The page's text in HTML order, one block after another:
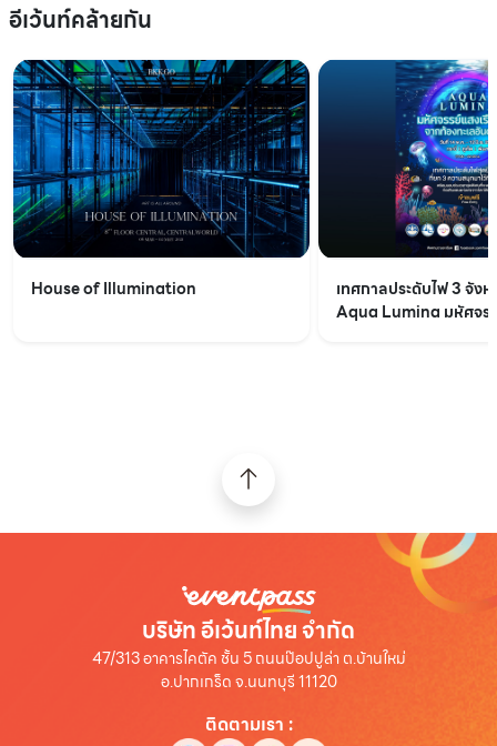
อีเว้นท์คล้ายกัน
House of Illumination
เทศกาลประดับไฟ 3 จัง
Aqua Lumina มหัศจร
บริษัท อีเว้นท์ไทย จำกัด
47/313 อาคารไคตัค ชั้น 5 ถนนป๊อปปูล่า ต.บ้านใหม่
อ.ปากเกร็ด จ.นนทบุรี 11120
ติดตามเรา :